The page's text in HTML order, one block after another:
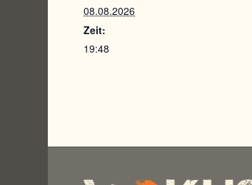
08.08.2026
Zeit:
19:48